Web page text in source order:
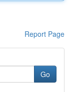
Report Page
Go